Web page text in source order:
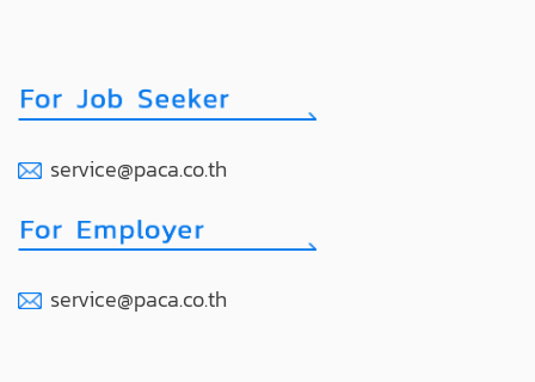
service@paca.co.th
service@paca.co.th